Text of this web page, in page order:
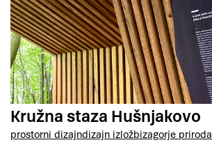
Kružna staza Hušnjakovo
prostorni dizajndizajn izložbizagorje priroda